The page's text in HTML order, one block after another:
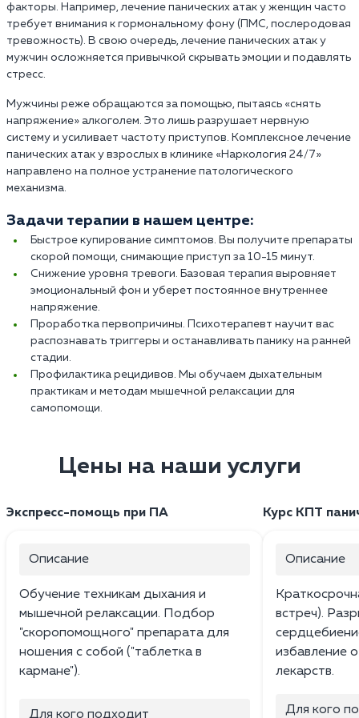
факторы. Например, лечение панических атак у женщин часто
требует внимания к гормональному фону (ПМС, послеродовая
тревожность). В свою очередь, лечение панических атак у
мужчин осложняется привычкой скрывать эмоции и подавлять
стресс.
Мужчины реже обращаются за помощью, пытаясь «снять
напряжение» алкоголем. Это лишь разрушает нервную
систему и усиливает частоту приступов. Комплексное лечение
панических атак у взрослых в клинике «Наркология 24/7»
направлено на полное устранение патологического
механизма.
Задачи терапии в нашем центре:
Быстрое купирование симптомов. Вы получите препараты
скорой помощи, снимающие приступ за 10-15 минут.
Снижение уровня тревоги. Базовая терапия выровняет
эмоциональный фон и уберет постоянное внутреннее
напряжение.
Проработка первопричины. Психотерапевт научит вас
распознавать триггеры и останавливать панику на ранней
стадии.
Профилактика рецидивов. Мы обучаем дыхательным
практикам и методам мышечной релаксации для
самопомощи.
Цены на наши услуги
Экспресс-помощь при ПА
Описание
Обучение техникам дыхания и
мышечной релаксации. Подбор
"скоропомощного" препарата для
ношения с собой ("таблетка в
кармане").
Для кого подходит
Курс КПТ
Описание
встреч).
избавление
лекарств.
Для кого